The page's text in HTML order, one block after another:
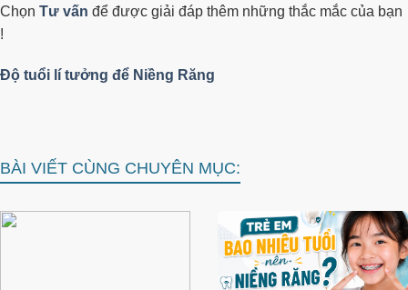
Chọn Tư vấn để được giải đáp thêm những thắc mắc của bạn
!
Độ tuổi lí tưởng để Niềng Răng
BÀI VIẾT CÙNG CHUYÊN MỤC: